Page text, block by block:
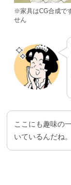
※家具はCG合成で
せん
ここにも趣味の
いているんだね。